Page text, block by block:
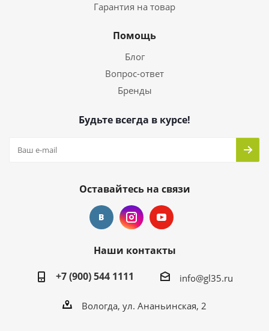
Гарантия на товар
Помощь
Блог
Вопрос-ответ
Бренды
Будьте всегда в курсе!
Оставайтесь на связи
Наши контакты
+7 (900) 544 1111
info@gl35.ru
Вологда, ул. Ананьинская, 2